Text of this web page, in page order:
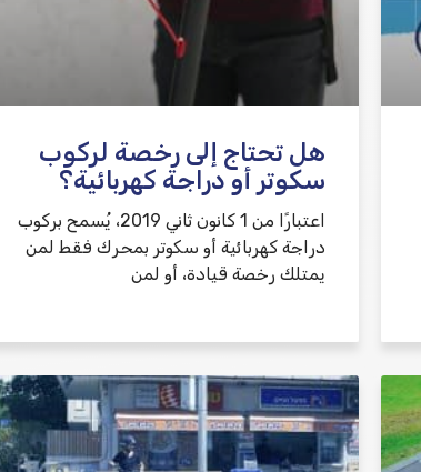
هل تحتاج إلى رخصة لركوب
سكوتر أو دراجة كهربائية؟
اعتبارًا من 1 كانون ثاني 2019، يُسمح بركوب
دراجة كهربائية أو سكوتر بمحرك فقط لمن
يمتلك رخصة قيادة، أو لمن